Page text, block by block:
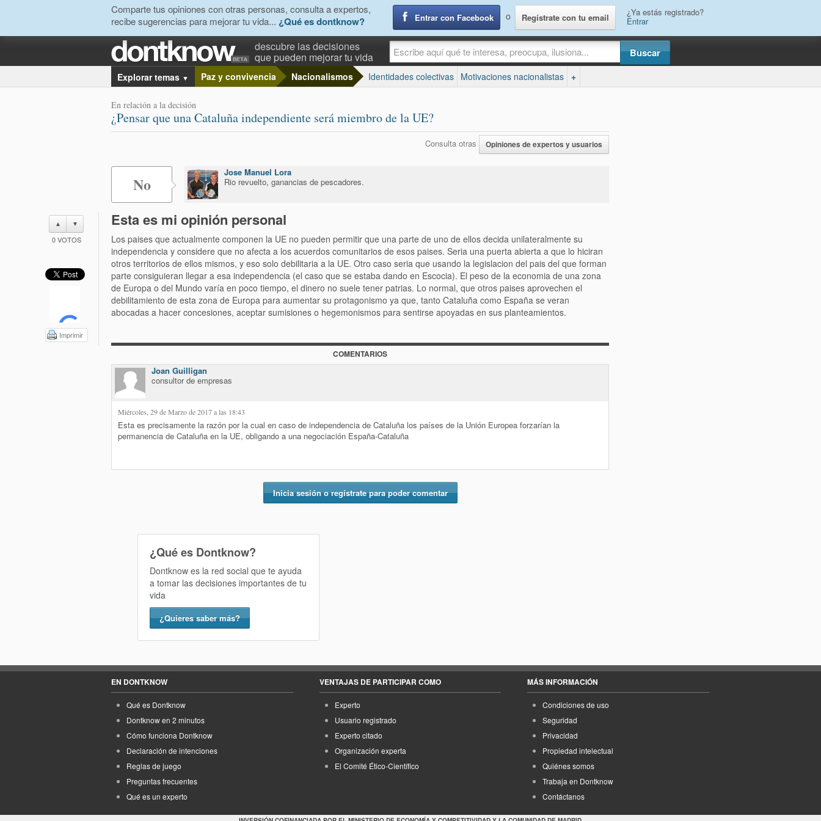
Comparte tus opiniones con otras personas, consulta a expertos,
recibe sugerencias para mejorar tu vida... ¿Qué es dontknow? Entrar con Facebook o Regístrate con tu email ¿Ya estás registrado?
Entrar
descubre las decisiones
que pueden mejorar tu vida
Explorar temas ▼ Paz y convivencia Nacionalismos Identidades colectivas Motivaciones nacionalistas +
En relación a la decisión
¿Pensar que una Cataluña independiente será miembro de la UE?
Consulta otras Opiniones de expertos y usuarios
No
Jose Manuel Lora
Rio revuelto, ganancias de pescadores.
▲ ▼
0VOTOS
Imprimir
Esta es mi opinión personal
Los paises que actualmente componen la UE no pueden permitir que una parte de uno de ellos decida unilateralmente su
independencia y considere que no afecta a los acuerdos comunitarios de esos paises. Seria una puerta abierta a que lo hiciran
otros territorios de ellos mismos, y eso solo debilitaria a la UE. Otro caso seria que usando la legislacion del pais del que forman
parte consiguieran llegar a esa independencia (el caso que se estaba dando en Escocia). El peso de la economia de una zona
de Europa o del Mundo varía en poco tiempo, el dinero no suele tener patrias. Lo normal, que otros paises aprovechen el
debilitamiento de esta zona de Europa para aumentar su protagonismo ya que, tanto Cataluña como España se veran
abocadas a hacer concesiones, aceptar sumisiones o hegemonismos para sentirse apoyadas en sus planteamientos.
COMENTARIOS
Joan Guilligan
consultor de empresas
Miércoles, 29 de Marzo de 2017 a las 18:43
Esta es precisamente la razón por la cual en caso de independencia de Cataluña los países de la Unión Europea forzarían la
permanencia de Cataluña en la UE, obligando a una negociación España-Cataluña
Inicia sesión o regístrate para poder comentar
¿Qué es Dontknow?
Dontknow es la red social que te ayuda
a tomar las decisiones importantes de tu
vida
¿Quieres saber más?
EN DONTKNOW
Qué es Dontknow
Dontknow en 2 minutos
Cómo funciona Dontknow
Declaración de intenciones
Reglas de juego
Preguntas frecuentes
Qué es un experto
VENTAJAS DE PARTICIPAR COMO
Experto
Usuario registrado
Experto citado
Organización experta
El Comité Ético-Científico
MÁS INFORMACIÓN
Condiciones de uso
Seguridad
Privacidad
Propiedad intelectual
Quiénes somos
Trabaja en Dontknow
Contáctanos